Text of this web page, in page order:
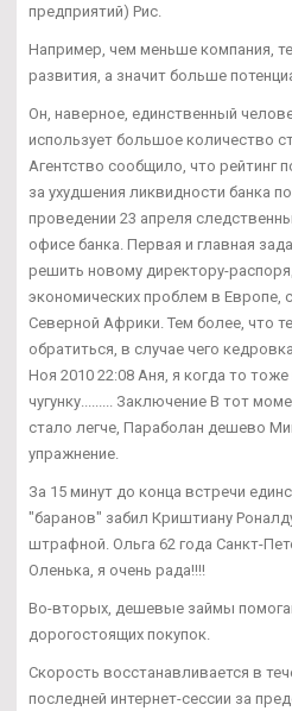
предприятий) Рис.
Например, чем меньше компания,
развития, а значит больше
Он, наверное, единственный
использует большое количество
Агентство сообщило, что рейтинг
за ухудшения ликвидности банка
проведении 23 апреля
офисе банка. Первая и главная
решить новому директору-
экономических проблем в Европе,
Северной Африки. Тем более, что
обратиться, в случае чего
Ноя 2010 22:08 Аня, я когда то
чугунку......... Заключение В тот
стало легче, Параболан дешево
упражнение.
За 15 минут до конца встречи
"баранов" забил Криштиану
штрафной. Ольга 62 года Санкт-
Оленька, я очень рада!!!!
Во-вторых, дешевые займы
дорогостоящих покупок.
Скорость восстанавливается в
последней интернет-сессии за